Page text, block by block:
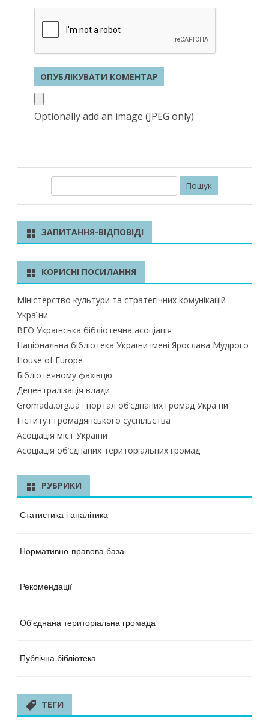
Optionally add an image (JPEG only)
к
ЗАПИТАННЯ-ВІДПОВІДІ
КОРИСНІ ПОСИЛАННЯ
Міністерство культури та стратегічних комунікацій
України
ВГО Українська бібліотечна асоціація
Національна бібліотека України імені Ярослава Мудрого
House of Europe
Бібліотечному фахівцю
Децентралізація влади
Gromada.org.ua : портал об’єднаних громад України
Інститут громадянського суспільства
Асоціація міст України
Асоціація об’єднаних територіальних громад
РУБРИКИ
Статистика і аналітика
Нормативно-правова база
Рекомендації
Об'єднана територіальна громада
Публічна бібліотека
ТЕГИ